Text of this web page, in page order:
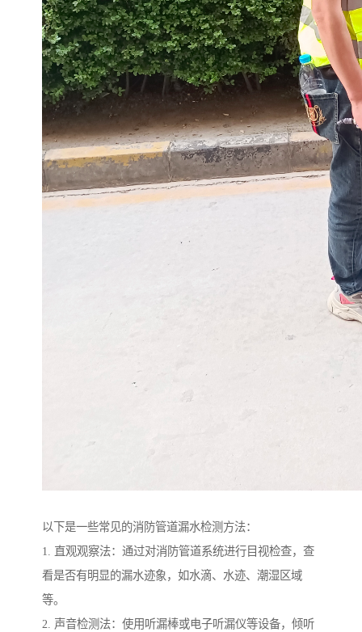
以下是一些常见的消防管道漏水检测方法：
1. 直观观察法：通过对消防管道系统进行目视检查，查
看是否有明显的漏水迹象，如水滴、水迹、潮湿区域
等。
2. 声音检测法：使用听漏棒或电子听漏仪等设备，倾听